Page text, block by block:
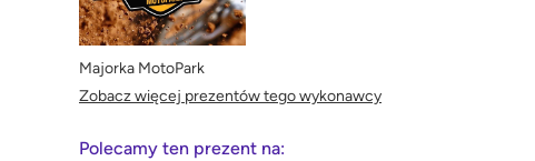
Majorka MotoPark
Zobacz więcej prezentów tego wykonawcy
Polecamy ten prezent na: